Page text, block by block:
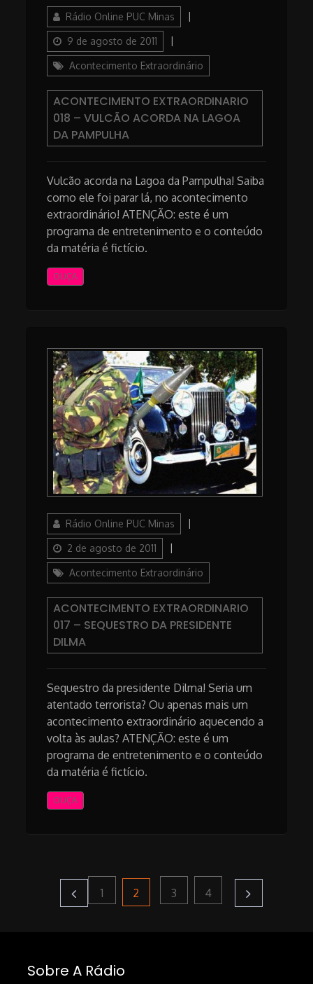
AuthorRádio Online PUC Minas
9 de agosto de 2011
Acontecimento Extraordinário
ACONTECIMENTO EXTRAORDINARIO
018 – VULCÃO ACORDA NA LAGOA
DA PAMPULHA
Vulcão acorda na Lagoa da Pampulha! Saiba
como ele foi parar lá, no acontecimento
extraordinário! ATENÇÃO: este é um
programa de entretenimento e o conteúdo
da matéria é fictício.
OUÇA
AuthorRádio Online PUC Minas
2 de agosto de 2011
Acontecimento Extraordinário
ACONTECIMENTO EXTRAORDINARIO
017 – SEQUESTRO DA PRESIDENTE
DILMA
Sequestro da presidente Dilma! Seria um
atentado terrorista? Ou apenas mais um
acontecimento extraordinário aquecendo a
volta às aulas? ATENÇÃO: este é um
programa de entretenimento e o conteúdo
da matéria é fictício.
OUÇA
Paginação
de
Page
1 Page
2 Page
3 Page
4
Sobre A Rádio